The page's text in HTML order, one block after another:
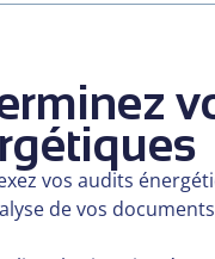
vos audits
de vos documents